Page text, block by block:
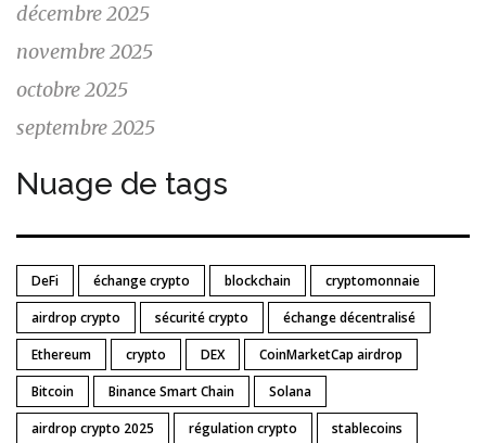
décembre 2025
novembre 2025
octobre 2025
septembre 2025
Nuage de tags
DeFi échange crypto blockchain
cryptomonnaie
airdrop crypto
sécurité crypto
échange décentralisé
Ethereum
crypto DEX
CoinMarketCap airdrop
Bitcoin
Binance Smart Chain
Solana
airdrop crypto 2025
régulation crypto stablecoins